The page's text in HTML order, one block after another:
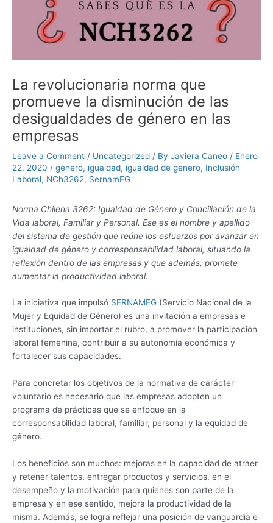
La revolucionaria norma que
promueve la disminución de las
desigualdades de género en las
empresas
Leave a Comment / Uncategorized / By Javiera Caneo / Enero
22, 2020 / genero, igualdad, igualdad de genero, Inclusión
Laboral, NCh3262, SernamEG
Norma Chilena 3262: Igualdad de Género y Conciliación de la
Vida laboral, Familiar y Personal. Ese es el nombre y apellido
del sistema de gestión que reúne los esfuerzos por avanzar en
igualdad de género y corresponsabilidad laboral, situando la
reflexión dentro de las empresas y que además, promete
aumentar la productividad laboral.
La iniciativa que impulsó SERNAMEG (Servicio Nacional de la
Mujer y Equidad de Género) es una invitación a empresas e
instituciones, sin importar el rubro, a promover la participación
laboral femenina, contribuir a su autonomía económica y
fortalecer sus capacidades.
Para concretar los objetivos de la normativa de carácter
voluntario es necesario que las empresas adopten un
programa de prácticas que se enfoque en la
corresponsabilidad laboral, familiar, personal y la equidad de
género.
Los beneficios son muchos: mejoras en la capacidad de atraer
y retener talentos, entregar productos y servicios, en el
desempeño y la motivación para quienes son parte de la
empresa y en ese sentido, mejora la productividad de la
misma. Además, se logra reflejar una posición de vanguardia e